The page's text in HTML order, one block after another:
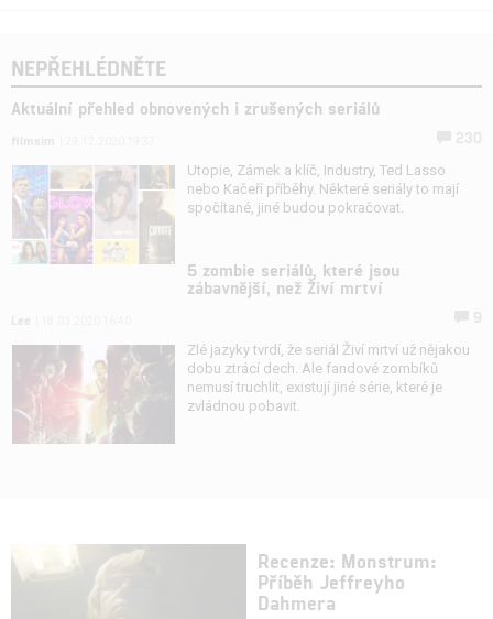
NEPŘEHLÉDNĚTE
Aktuální přehled obnovených i zrušených seriálů
Utopie, Zámek a klíč, Industry, Ted Lasso
nebo Kačeří příběhy. Některé seriály to mají
spočítané, jiné budou pokračovat.
5 zombie seriálů, které jsou
zábavnější, než Živí mrtví
Zlé jazyky tvrdí, že seriál Živí mrtví už nějakou
dobu ztrácí dech. Ale fandové zombíků
nemusí truchlit, existují jiné série, které je
zvládnou pobavit.
Recenze: Monstrum:
Příběh Jeffreyho
Dahmera